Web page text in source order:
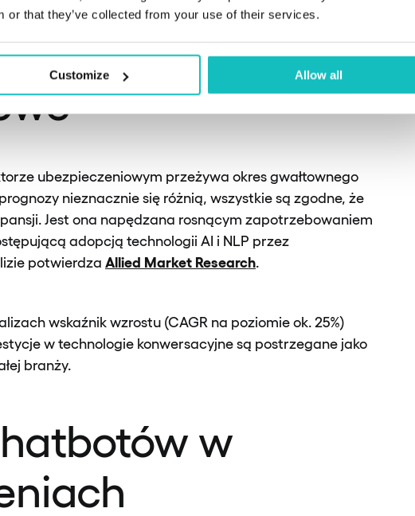
or that they’ve collected from your use of their services.
Customize Allow all
ubezpieczeniach:
ubezpieczeniowym przeżywa okres gwałtownego
nieznacznie się różnią, wszystkie są zgodne, że
Jest ona napędzana rosnącym zapotrzebowaniem
adopcją technologii AI i NLP przez
potwierdza Allied Market Research
wskaźnik wzrostu (CAGR na poziomie ok. 25%)
w technologie konwersacyjne są postrzegane jako
branży.
w